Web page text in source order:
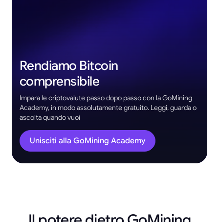
Rendiamo Bitcoin
comprensibile
Impara le criptovalute passo dopo passo con la GoMining
Academy, in modo assolutamente gratuito. Leggi, guarda o
ascolta quando vuoi
Unisciti alla GoMining Academy